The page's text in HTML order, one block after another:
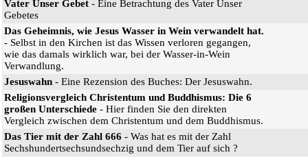
Vater Unser Gebet - Eine Betrachtung des Vater Unser
Gebetes
Das Geheimnis, wie Jesus Wasser in Wein verwandelt hat.
- Selbst in den Kirchen ist das Wissen verloren gegangen,
wie das damals wirklich war, bei der Wasser-in-Wein
Verwandlung.
Jesuswahn - Eine Rezension des Buches: Der Jesuswahn.
Religionsvergleich Christentum und Buddhismus: Die 6
großen Unterschiede - Hier finden Sie den direkten
Vergleich zwischen dem Christentum und dem Buddhismus.
Das Tier mit der Zahl 666 - Was hat es mit der Zahl
Sechshundertsechsundsechzig und dem Tier auf sich ?